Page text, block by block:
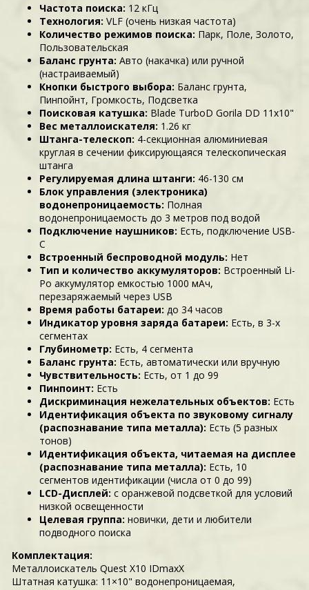
Частота поиска: 12 кГц
Технология: VLF (очень низкая частота)
Количество режимов поиска: Парк, Поле, Золото,
Пользовательская
Баланс грунта: Авто (накачка) или ручной
(настраиваемый)
Кнопки быстрого выбора: Баланс грунта,
Пинпойнт, Громкость, Подсветка
Поисковая катушка: Blade TurboD Gorila DD 11х10"
Вес металлоискателя: 1.26 кг
Штанга-телескоп: 4-секционная алюминиевая
круглая в сечении фиксирующаяся телескопическая
штанга
Регулируемая длина штанги: 46-130 см
Блок управления (электроника)
водонепроницаемость: Полная
водонепроницаемость до 3 метров под водой
Подключение наушников: Есть, подключение USB-
C
Встроенный беспроводной модуль: Нет
Тип и количество аккумуляторов: Встроенный Li-
Po аккумулятор емкостью 1000 мАч,
перезаряжаемый через USB
Время работы батареи: до 34 часов
Индикатор уровня заряда батареи: Есть, в 3-х
сегментах
Глубинометр: Есть, 4 сегмента
Баланс грунта: Есть, автоматически или вручную
Чувствительность: Есть, от 1 до 99
Пинпоинт: Есть
Дискриминация нежелательных объектов: Есть
Идентификация объекта по звуковому сигналу
(распознавание типа металла): Есть (5 разных
тонов)
Идентификация объекта, читаемая на дисплее
(распознавание типа металла): Есть, 10
сегментов идентификации (числа от 0 до 99)
LCD-Дисплей: с оранжевой подсветкой для условий
низкой освещенности
Целевая группа: новички, дети и любители
подводного поиска
Комплектация:
Металлоискатель Quest X10 IDmaхХ
Штатная катушка: 11×10" водонепроницаемая,